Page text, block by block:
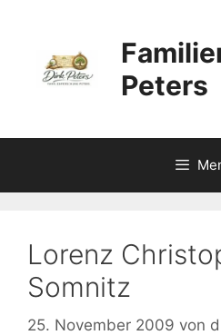
springen
Peters
Lorenz
Somnitz
25. November 2009 von